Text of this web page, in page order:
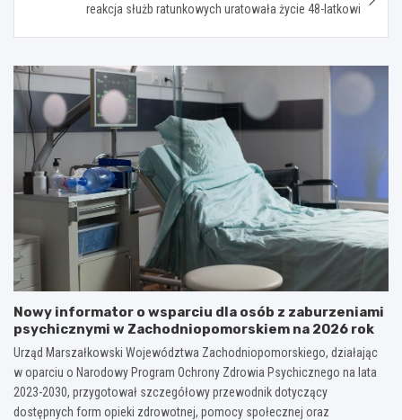
reakcja służb ratunkowych uratowała życie 48-latkowi
Nowy informator o wsparciu dla osób z zaburzeniami
psychicznymi w Zachodniopomorskiem na 2026 rok
Urząd Marszałkowski Województwa Zachodniopomorskiego, działając
w oparciu o Narodowy Program Ochrony Zdrowia Psychicznego na lata
2023-2030, przygotował szczegółowy przewodnik dotyczący
dostępnych form opieki zdrowotnej, pomocy społecznej oraz